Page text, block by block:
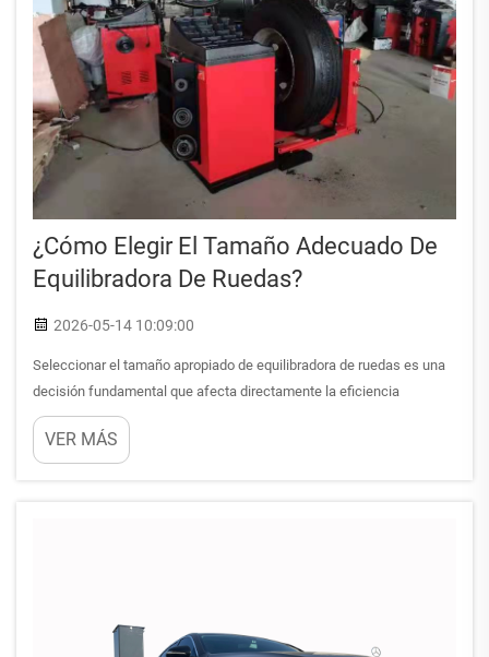
¿Cómo Elegir El Tamaño Adecuado De
Equilibradora De Ruedas?
2026-05-14 10:09:00
Seleccionar el tamaño apropiado de equilibradora de ruedas es una
decisión fundamental que afecta directamente la eficiencia
operativa de su taller, la calidad del servicio y su rentabilidad a largo
plazo. Una equilibradora inadecuada puede provocar capacidades
VER MÁS